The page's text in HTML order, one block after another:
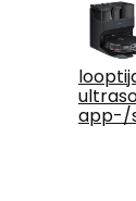
app-/